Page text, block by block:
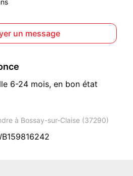
un message
6-24 mois, en bon état
à Bossay-sur-Claise (37290)